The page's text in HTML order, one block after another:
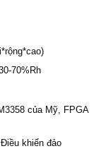
70%Rh
của Mỹ, FPGA
khiển đảo